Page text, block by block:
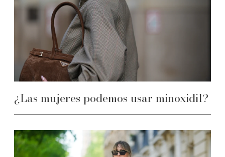
¿Las mujeres podemos usar minoxidil?